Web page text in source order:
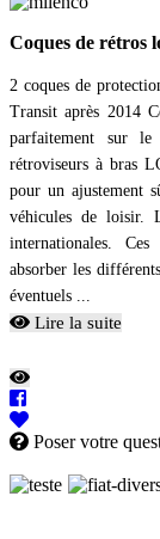
Coques de rétros
2 coques de
Transit après 2014
parfaitement sur
rétroviseurs à bras
pour un ajustement
véhicules de loisir.
internationales.
absorber les
éventuels ...
Lire la suite
Poser votre